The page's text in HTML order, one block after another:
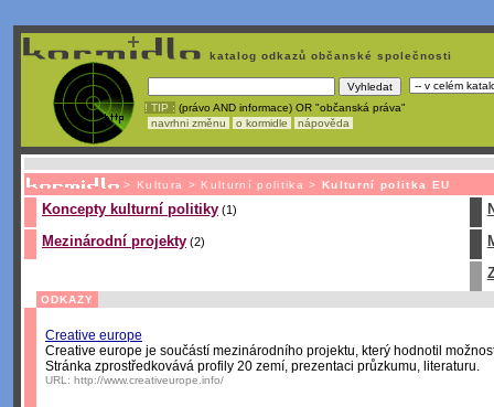
katalog odkazů občanské společnosti
! TIP : (právo AND informace) OR "občanská práva"
navrhni změnu
o kormidle nápověda
> Kultura > Kulturní politika >Kulturní politka EU
Koncepty kulturní politiky (1)
Mezinárodní projekty (2)
ODKAZY
Creative europe
Creative europe je součástí mezinárodního projektu, který hodnotil
Stránka zprostředkovává profily 20 zemí, prezentaci průzkumu, literaturu.
URL: http://www.creativeurope.info/